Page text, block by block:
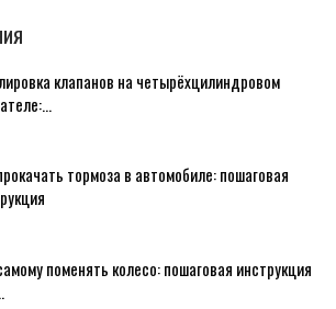
клапанов на четырёхцилиндровом
тормоза в автомобиле: пошаговая
поменять колесо: пошаговая инструкция